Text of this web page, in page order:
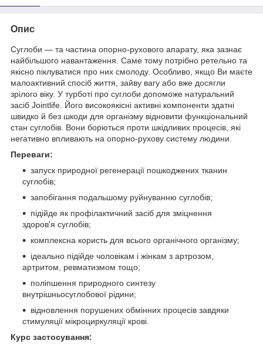
Опис
Суглоби — та частина опорно-рухового апарату, яка зазнає
найбільшого навантаження. Саме тому потрібно ретельно та
якісно піклуватися про них смолоду. Особливо, якщо Ви маєте
малоактивний спосіб життя, зайву вагу або вже досягли
зрілого віку. У турботі про суглоби допоможе натуральний
засіб Jointlife. Його високоякісні активні компоненти здатні
швидко й без шкоди для організму відновити функціональний
стан суглобів. Вони борються проти шкідливих процесів, які
негативно впливають на опорно-рухову систему людини.
Переваги:
запуск природної регенерації пошкоджених тканин
суглобів;
запобігання подальшому руйнуванню суглобів;
підійде як профілактичний засіб для зміцнення
здоров'я суглобів;
комплексна користь для всього органічного організму;
ідеально підійде чоловікам і жінкам з артрозом,
артритом, ревматизмом тощо;
поліпшення природного синтезу
внутрішньосуглобової рідини;
відновлення порушених обмінних процесів завдяки
стимуляції мікроциркуляції крові.
Курс застосування: